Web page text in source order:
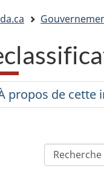
propos de cette